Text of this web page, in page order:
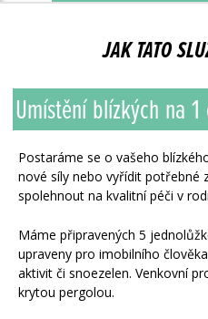
JAK TATO
Umístěníblízkých na1
Postaráme se o vašeho
nové síly nebo vyřídit potřebné
spolehnout na kvalitní péči v
Máme připravených 5
upraveny pro imobilního
aktivit či snoezelen. Venkovní
krytou pergolou.